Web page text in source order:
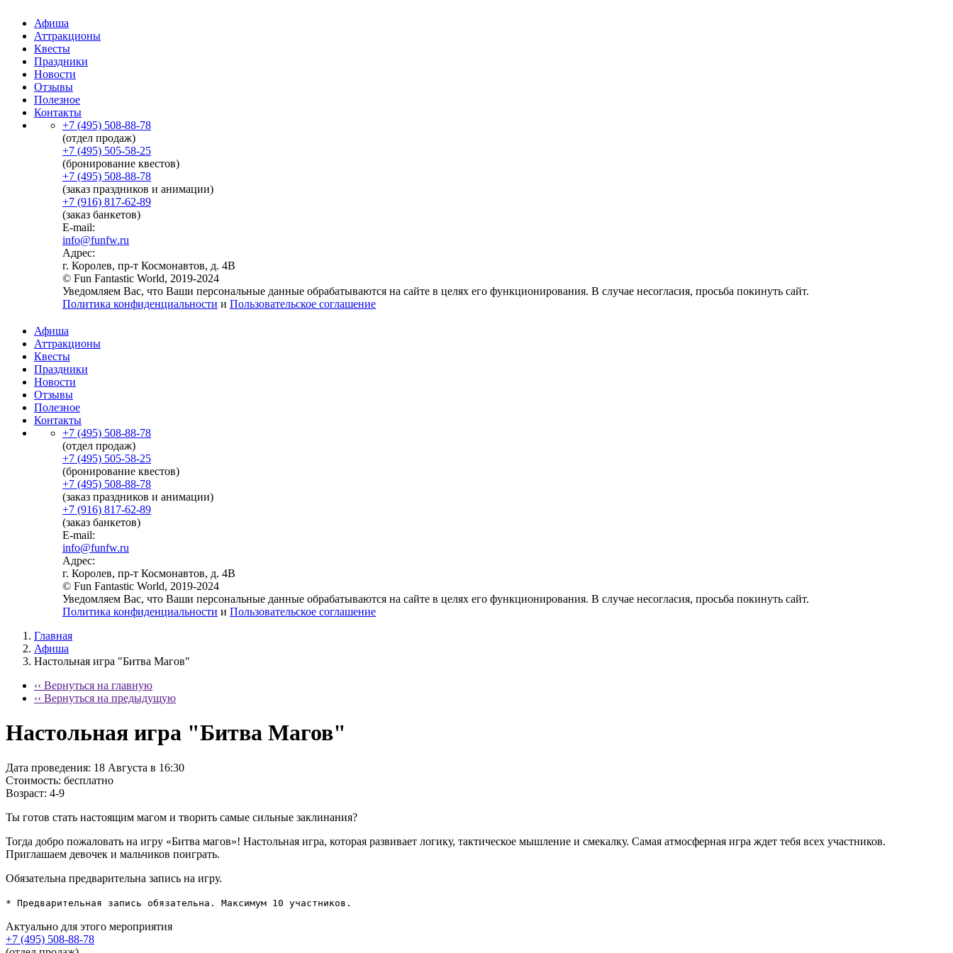
Афиша
Аттракционы
Квесты
Праздники
Новости
Отзывы
Полезное
Контакты
+7 (495) 508-88-78
(отдел продаж)
+7 (495) 505-58-25
(бронирование квестов)
+7 (495) 508-88-78
(заказ праздников и анимации)
+7 (916) 817-62-89
(заказ банкетов)
E-mail:
info@funfw.ru
Адрес:
г. Королев, пр-т Космонавтов, д. 4В
© Fun Fantastic World, 2019-2024
Уведомляем Вас, что Ваши персональные данные обрабатываются на сайте в целях его функционирования. В случае несогласия, просьба покинуть сайт.
Политика конфиденциальности и Пользовательское соглашение
Афиша
Аттракционы
Квесты
Праздники
Новости
Отзывы
Полезное
Контакты
+7 (495) 508-88-78
(отдел продаж)
+7 (495) 505-58-25
(бронирование квестов)
+7 (495) 508-88-78
(заказ праздников и анимации)
+7 (916) 817-62-89
(заказ банкетов)
E-mail:
info@funfw.ru
Адрес:
г. Королев, пр-т Космонавтов, д. 4В
© Fun Fantastic World, 2019-2024
Уведомляем Вас, что Ваши персональные данные обрабатываются на сайте в целях его функционирования. В случае несогласия, просьба покинуть сайт.
Политика конфиденциальности и Пользовательское соглашение
Главная
Афиша
Настольная игра "Битва Магов"
‹‹ Вернуться на главную
‹‹ Вернуться на предыдущую
Настольная игра "Битва Магов"
Дата проведения: 18 Августа в 16:30
Стоимость: бесплатно
Возраст: 4-9
Ты готов стать настоящим магом и творить самые сильные заклинания?
Тогда добро пожаловать на игру «Битва магов»! Настольная игра, которая развивает логику, тактическое мышление и смекалку. Самая атмосферная игра ждет тебя всех участников.
Приглашаем девочек и мальчиков поиграть.
Обязательна предварительна запись на игру.
* Предварительная запись обязательна. Максимум 10 участников.
Актуально для этого мероприятия
+7 (495) 508-88-78